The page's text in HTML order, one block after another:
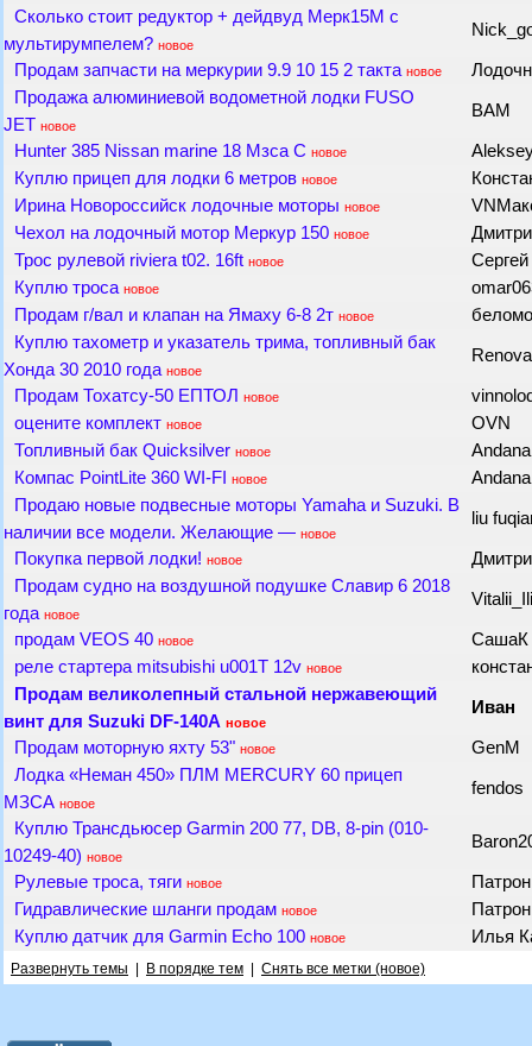
Сколько стоит редуктор + дейдвуд Мерк15М с
мультирумпелем? новое
Продам запчасти на меркурии 9.9 10 15 2 такта новое
Продажа алюминиевой водометной лодки FUSO
JET новое
BAM
Hunter 385 Nissan marine 18 Мзса C новое
Куплю прицеп для лодки 6 метров новое
Ирина Новороссийск лодочные моторы новое
Чехол на лодочный мотор Меркур 150 новое
Трос рулевой riviera t02. 16ft новое
Куплю троса новое
Продам г/вал и клапан на Ямаху 6-8 2т новое
Куплю тахометр и указатель трима, топливный бак
Хонда 30 2010 года новое
Продам Тохатсу-50 ЕПТОЛ новое
оцените комплект новое
OVN
Топливный бак Quicksilver новое
Компас PointLite 360 WI-FI
новое
Продаю новые подвесные моторы Yamaha и Suzuki. В
наличии все модели. Желающие — новое
liu
Покупка первой лодки! новое
Продам судно на воздушной подушке Славир 6 2018
года новое
продам VEOS 40 новое
СашаК
реле стартера mitsubishi u001T 12v новое
Продам великолепный стальной нержавеющий
винт для Suzuki DF-140A новое
Иван
Продам моторную яхту 53" новое
GenM
Лодка «Неман 450» ПЛМ MERCURY 60 прицеп
МЗСА новое
fendos
Куплю Трансдьюсер Garmin 200 77, DB, 8-pin (010-
10249-40) новое
Рулевые троса, тяги новое
Гидравлические шланги продам новое
Куплю датчик для Garmin Echo 100 новое Илья
Развернуть темы В порядке тем Снять все метки (новое)